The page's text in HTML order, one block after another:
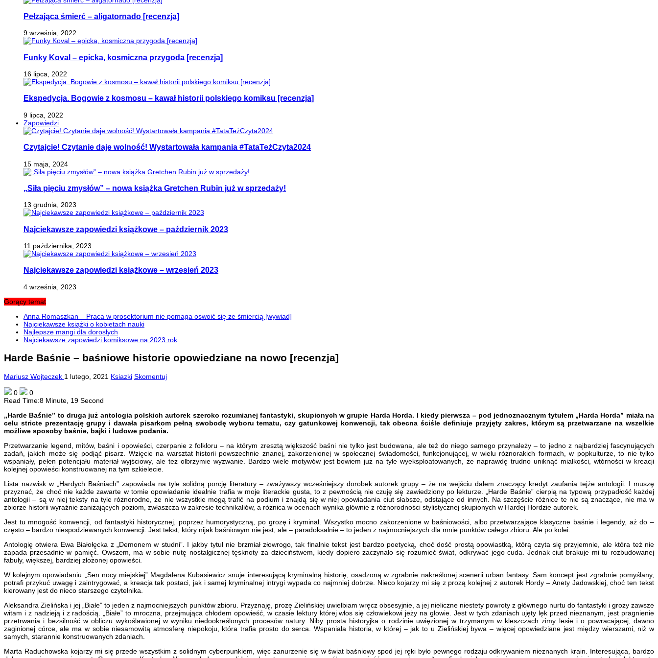
Pełzająca śmierć – aligatornado [recenzja]
9 września, 2022
Funky Koval – epicka, kosmiczna przygoda [recenzja]
16 lipca, 2022
Ekspedycja. Bogowie z kosmosu – kawał historii polskiego komiksu [recenzja]
9 lipca, 2022
Zapowiedzi
Czytajcie! Czytanie daje wolność! Wystartowała kampania #TataTeżCzyta2024
15 maja, 2024
„Siła pięciu zmysłów” – nowa książka Gretchen Rubin już w sprzedaży!
13 grudnia, 2023
Najciekawsze zapowiedzi książkowe – październik 2023
11 października, 2023
Najciekawsze zapowiedzi książkowe – wrzesień 2023
4 września, 2023
Gorący temat
Anna Romaszkan – Praca w prosektorium nie pomaga oswoić się ze śmiercią [wywiad]
Najciekawsze książki o kobietach nauki
Najlepsze mangi dla dorosłych
Najciekawsze zapowiedzi komiksowe na 2023 rok
Harde Baśnie – baśniowe historie opowiedziane na nowo [recenzja]
Mariusz Wojteczek 1 lutego, 2021 Ksiazki Skomentuj
0
0
Read Time:8 Minute, 19 Second
„Harde Baśnie” to druga już antologia polskich autorek szeroko rozumianej fantastyki, skupionych w grupie Harda Horda. I kiedy pierwsza – pod jednoznacznym tytułem „Harda Horda” miała na
celu stricte prezentację grupy i dawała pisarkom pełną swobodę wyboru tematu, czy gatunkowej konwencji, tak obecna ściśle definiuje przyjęty zakres, którym są przetwarzane na wszelkie
możliwe sposoby baśnie, bajki i ludowe podania.
Przetwarzanie legend, mitów, baśni i opowieści, czerpanie z folkloru – na którym zresztą większość baśni nie tylko jest budowana, ale też do niego samego przynależy – to jedno z najbardziej fascynujących
zadań, jakich może się podjąć pisarz. Wzięcie na warsztat historii powszechnie znanej, zakorzenionej w społecznej świadomości, funkcjonującej, w wielu różnorakich formach, w popkulturze, to nie tylko
wspaniały, pełen potencjału materiał wyjściowy, ale też olbrzymie wyzwanie. Bardzo wiele motywów jest bowiem już na tyle wyeksploatowanych, że naprawdę trudno uniknąć miałkości, wtórności w kreacji
kolejnej opowieści konstruowanej na tym szkielecie.
Lista nazwisk w „Hardych Baśniach” zapowiada na tyle solidną porcję literatury – zważywszy wcześniejszy dorobek autorek grupy – że na wejściu dałem znaczący kredyt zaufania tejże antologii. I muszę
przyznać, że choć nie każde zawarte w tomie opowiadanie idealnie trafia w moje literackie gusta, to z pewnością nie czuję się zawiedziony po lekturze. „Harde Baśnie” cierpią na typową przypadłość każdej
antologii – są w niej teksty na tyle różnorodne, że nie wszystkie mogą trafić na podium i znajdą się w niej opowiadania ciut słabsze, odstające od innych. Na szczęście różnice te nie są znaczące, nie ma w
zbiorze historii wyraźnie zaniżających poziom, zwłaszcza w zakresie technikaliów, a różnica w ocenach wynika głównie z różnorodności stylistycznej skupionych w Hardej Hordzie autorek.
Jest tu mnogość konwencji, od fantastyki historycznej, poprzez humorystyczną, po grozę i kryminał. Wszystko mocno zakorzenione w baśniowości, albo przetwarzające klasyczne baśnie i legendy, aż do –
często – bardzo niespodziewanych konwencji. Jest tekst, który nijak baśniowym nie jest, ale – paradoksalnie – to jeden z najmocniejszych dla mnie punktów całego zbioru. Ale po kolei.
Antologię otwiera Ewa Białołęcka z „Demonem w studni”. I jakby tytuł nie brzmiał złowrogo, tak finalnie tekst jest bardzo poetycką, choć dość prostą opowiastką, którą czyta się przyjemnie, ale która też nie
zapada przesadnie w pamięć. Owszem, ma w sobie nutę nostalgicznej tęsknoty za dzieciństwem, kiedy dopiero zaczynało się rozumieć świat, odkrywać jego cuda. Jednak ciut brakuje mi tu rozbudowanej
fabuły, większej, bardziej złożonej opowieści.
W kolejnym opowiadaniu „Sen nocy miejskiej” Magdalena Kubasiewicz snuje interesującą kryminalną historię, osadzoną w zgrabnie nakreślonej scenerii urban fantasy. Sam koncept jest zgrabnie pomyślany,
potrafi przykuć uwagę i zaintrygować, a kreacja tak postaci, jak i samej kryminalnej intrygi wypada co najmniej dobrze. Nieco kojarzy mi się z prozą kolejnej z autorek Hordy – Anety Jadowskiej, choć ten tekst
kierowany jest do nieco starszego czytelnika.
Aleksandra Zielińska i jej „Białe” to jeden z najmocniejszych punktów zbioru. Przyznaję, prozę Zielińskiej uwielbiam wręcz obsesyjnie, a jej nieliczne niestety powroty z głównego nurtu do fantastyki i grozy zawsze
witam i z nadzieją i z radością. „Białe” to mroczna, przejmująca chłodem opowieść, w czasie lektury której włos się człowiekowi jeży na głowie. Jest w tych zdaniach ujęty lęk przed nieznanym, jest pragnienie
przetrwania i bezsilność w obliczu wykoślawionej w wyniku niedookreślonych procesów natury. Niby prosta historyjka o rodzinie uwięzionej w trzymanym w kleszczach zimy lesie i o powracającej, dawno
zaginionej córce, ale ma w sobie niesamowitą atmosferę niepokoju, która trafia prosto do serca. Wspaniała historia, w której – jak to u Zielińskiej bywa – więcej opowiedziane jest między wierszami, niż w
samych, starannie konstruowanych zdaniach.
Marta Raduchowska kojarzy mi się przede wszystkim z solidnym cyberpunkiem, więc zanurzenie się w świat baśniowy spod jej ręki było pewnego rodzaju odkrywaniem nieznanych krain. Interesująca, bardzo